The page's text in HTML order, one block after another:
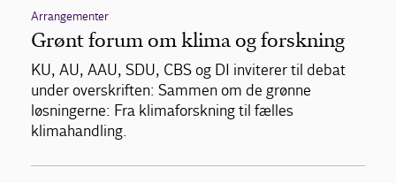
Arrangementer
Grønt forum om klima og forskning
KU, AU, AAU, SDU, CBS og DI inviterer til debat
under overskriften: Sammen om de grønne
løsningerne: Fra klimaforskning til fælles
klimahandling.